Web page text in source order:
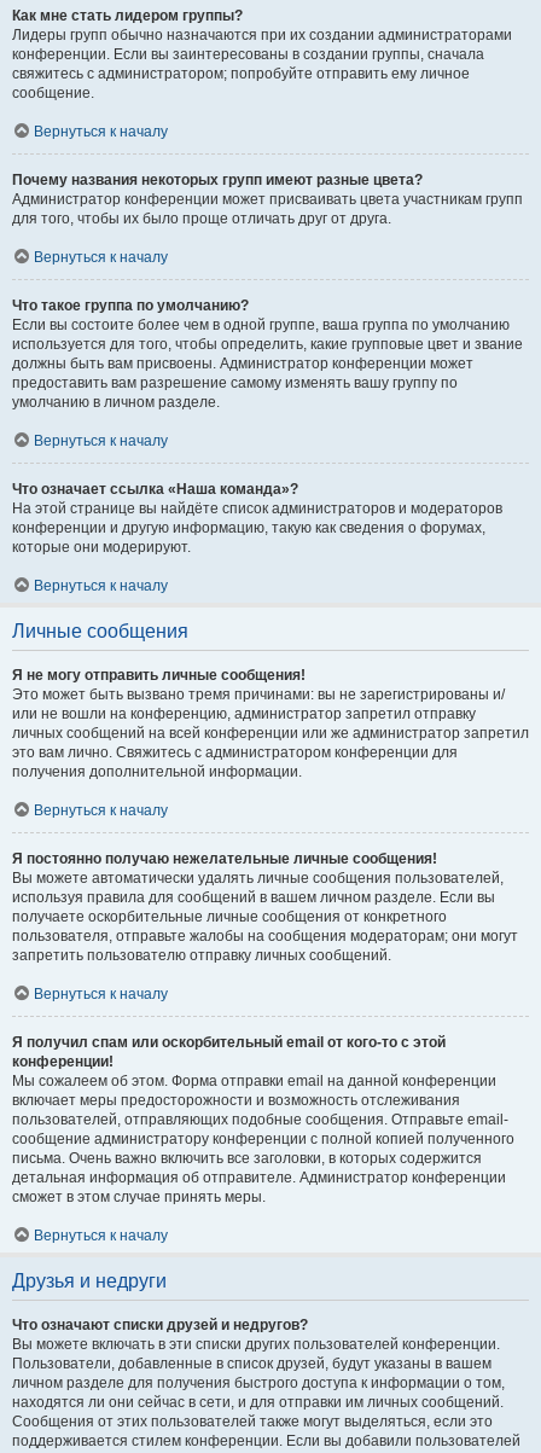
Как мне стать лидером группы?
Лидеры групп обычно назначаются при их создании администраторами
конференции. Если вы заинтересованы в создании группы, сначала
свяжитесь с администратором; попробуйте отправить ему личное
сообщение.
Вернуться к началу
Почему названия некоторых групп имеют разные цвета?
Администратор конференции может присваивать цвета участникам групп
для того, чтобы их было проще отличать друг от друга.
Вернуться к началу
Что такое группа по умолчанию?
Если вы состоите более чем в одной группе, ваша группа по умолчанию
используется для того, чтобы определить, какие групповые цвет и звание
должны быть вам присвоены. Администратор конференции может
предоставить вам разрешение самому изменять вашу группу по
умолчанию в личном разделе.
Вернуться к началу
Что означает ссылка «Наша команда»?
На этой странице вы найдёте список администраторов и модераторов
конференции и другую информацию, такую как сведения о форумах,
которые они модерируют.
Вернуться к началу
Личные сообщения
Я не могу отправить личные сообщения!
Это может быть вызвано тремя причинами: вы не зарегистрированы и/
или не вошли на конференцию, администратор запретил отправку
личных сообщений на всей конференции или же администратор запретил
это вам лично. Свяжитесь с администратором конференции для
получения дополнительной информации.
Вернуться к началу
Я постоянно получаю нежелательные личные сообщения!
Вы можете автоматически удалять личные сообщения пользователей,
используя правила для сообщений в вашем личном разделе. Если вы
получаете оскорбительные личные сообщения от конкретного
пользователя, отправьте жалобы на сообщения модераторам; они могут
запретить пользователю отправку личных сообщений.
Вернуться к началу
Я получил спам или оскорбительный email от кого-то с этой
конференции!
Мы сожалеем об этом. Форма отправки email на данной конференции
включает меры предосторожности и возможность отслеживания
пользователей, отправляющих подобные сообщения. Отправьте email-
сообщение администратору конференции с полной копией полученного
письма. Очень важно включить все заголовки, в которых содержится
детальная информация об отправителе. Администратор конференции
сможет в этом случае принять меры.
Вернуться к началу
Друзья и недруги
Что означают списки друзей и недругов?
Вы можете включать в эти списки других пользователей конференции.
Пользователи, добавленные в список друзей, будут указаны в вашем
личном разделе для получения быстрого доступа к информации о том,
находятся ли они сейчас в сети, и для отправки им личных сообщений.
Сообщения от этих пользователей также могут выделяться, если это
поддерживается стилем конференции. Если вы добавили пользователей